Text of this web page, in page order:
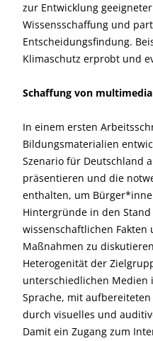
zur Entwicklung
Wissensschaffung und
Entscheidungsfindung.
Klimaschutz erprobt und
Schaffung von
In einem ersten
Bildungsmaterialien
Szenario für Deutschland
präsentieren und die
enthalten, um
Hintergründe in den
wissenschaftlichen
Maßnahmen zu
Heterogenität der
unterschiedlichen
Sprache, mit
durch visuelles und
Damit ein Zugang zum